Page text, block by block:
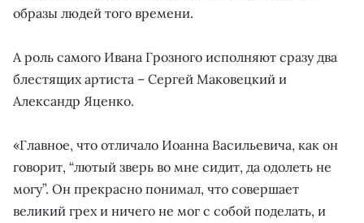
образы людей того времени.
А роль самого Ивана Грозного исполняют сразу два
блестящих артиста – Сергей Маковецкий и
Александр Яценко.
«Главное, что отличало Иоанна Васильевича, как он
говорит, “лютый зверь во мне сидит, да одолеть не
могу”. Он прекрасно понимал, что совершает
великий грех и ничего не мог с собой поделать, и